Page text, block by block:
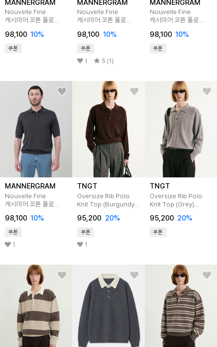
MANNERGRAM
Nouvelle Fine
캐시미어 코튼 폴로
98,100 10%
쿠폰
MANNERGRAM
Nouvelle Fine
캐시미어 코튼 폴로
98,100 10%
쿠폰
1 5 (1)
MANNERGRAM
Nouvelle Fine
캐시미어 코튼 폴로
98,100 10%
쿠폰
MANNERGRAM
Nouvelle Fine
캐시미어 코튼 폴로
98,100 10%
쿠폰
1
TNGT
Oversize Rib Polo
Knit Top (Burgundy)
95,200 20%
쿠폰
1
TNGT
Oversize Rib Polo
Knit Top (Grey)
95,200 20%
쿠폰